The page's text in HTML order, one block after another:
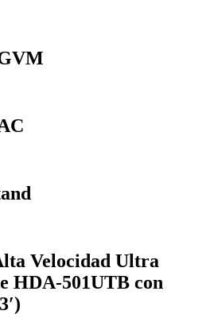
Velocidad Ultra
HDA-501UTB con